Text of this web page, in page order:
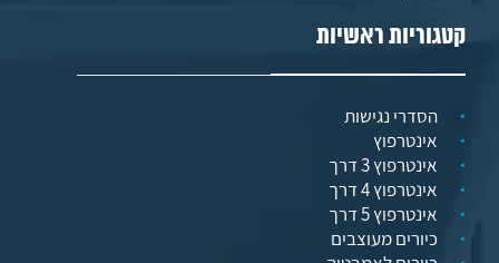
קטגוריות ראשיות
הסדרי נגישות
אינטרפוץ
אינטרפוץ 3 דרך
אינטרפוץ 4 דרך
אינטרפוץ 5 דרך
כיורים מעוצבים